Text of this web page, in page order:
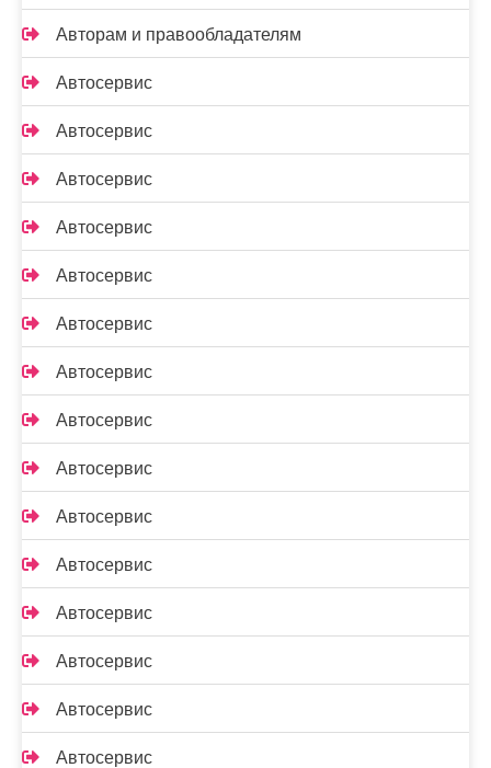
Авторам и правообладателям
Автосервис
Автосервис
Автосервис
Автосервис
Автосервис
Автосервис
Автосервис
Автосервис
Автосервис
Автосервис
Автосервис
Автосервис
Автосервис
Автосервис
Автосервис